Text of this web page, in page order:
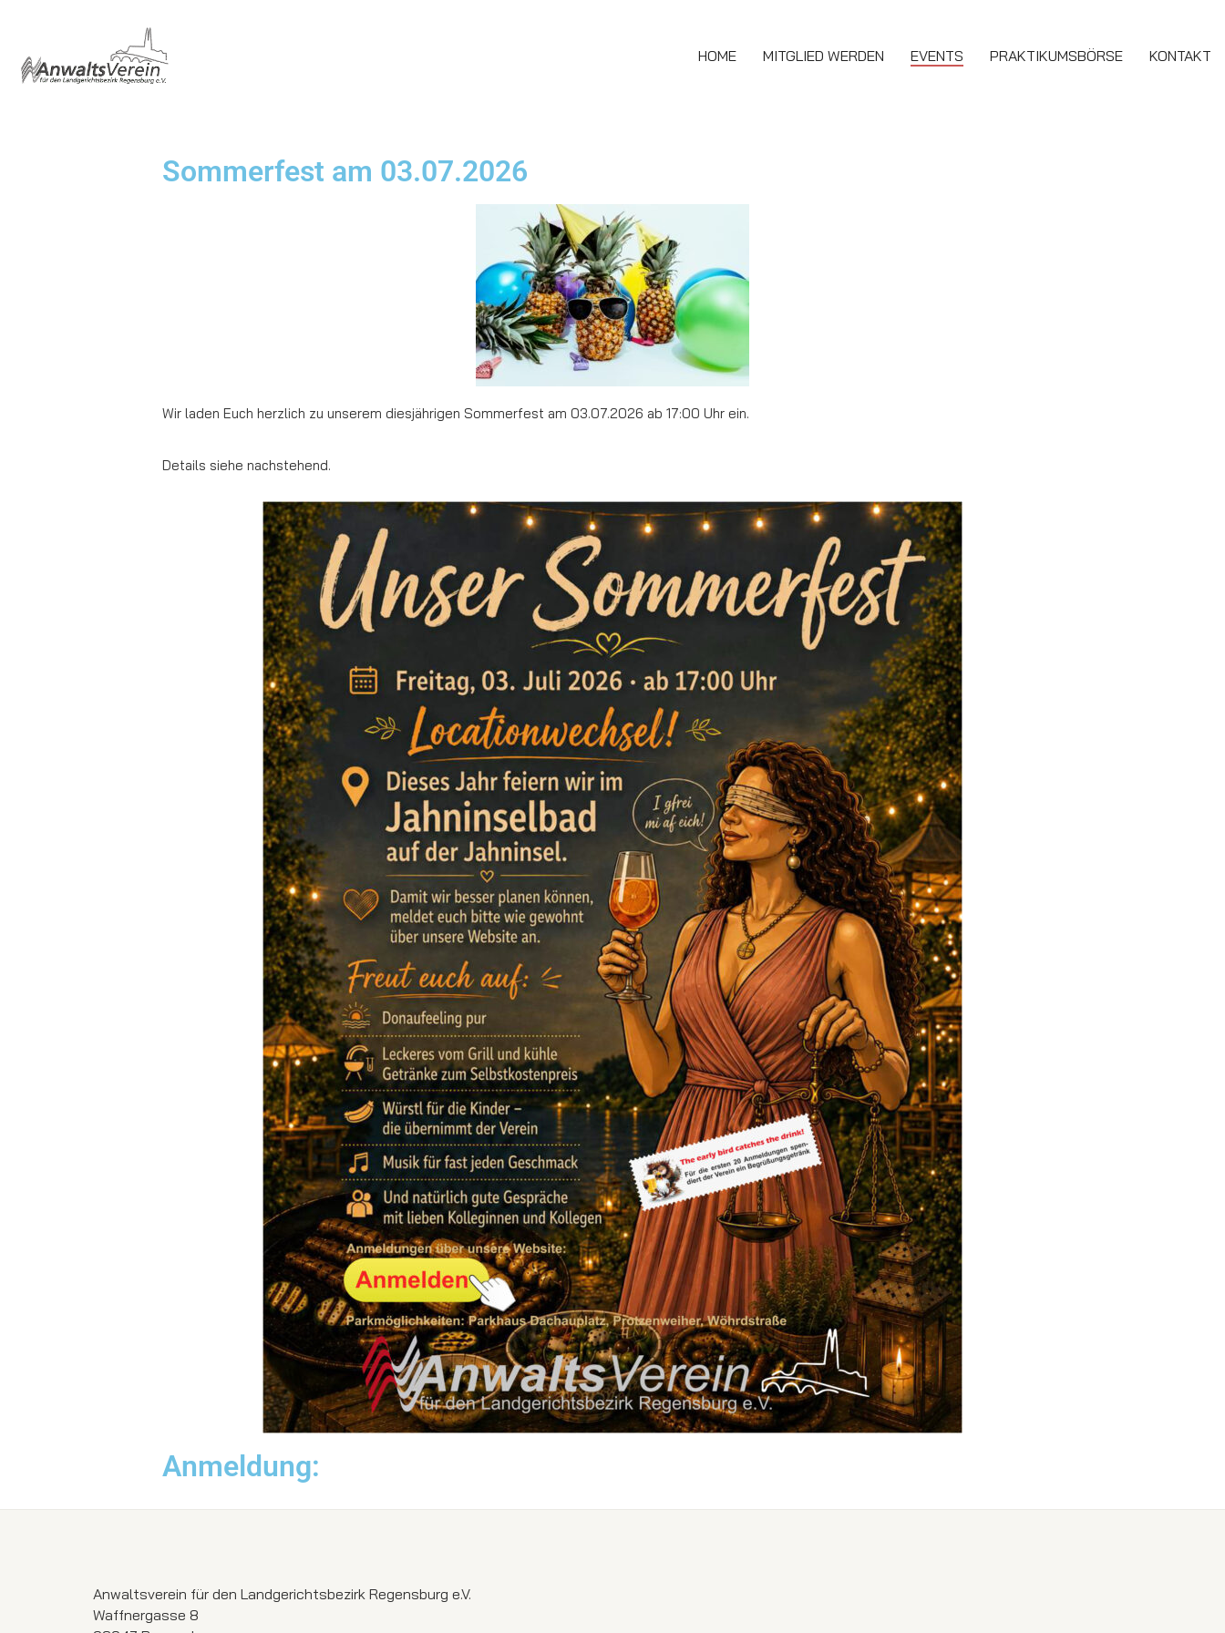
HOME MITGLIED WERDEN EVENTS PRAKTIKUMSBÖRSE KONTAKT
Sommerfest am 03.07.2026
Wir laden Euch herzlich zu unserem diesjährigen Sommerfest am 03.07.2026 ab 17:00 Uhr ein.
Details siehe nachstehend.
Anmeldung:
Anwaltsverein für den Landgerichtsbezirk Regensburg e.V.
Waffnergasse 8